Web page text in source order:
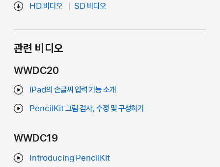
HD 비디오
SD 비디오
관련 비디오
WWDC20
iPad의 손글씨 입력 기능 소개
PencilKit 그림 검사, 수정 및 구성하기
WWDC19
Introducing PencilKit